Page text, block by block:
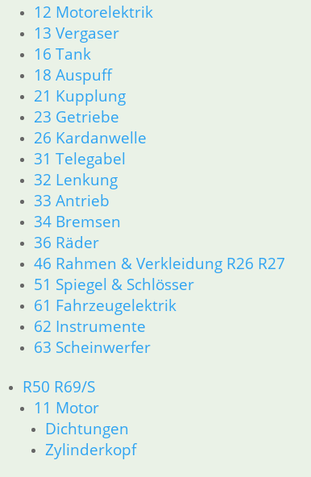
12 Motorelektrik
13 Vergaser
16 Tank
18 Auspuff
21 Kupplung
23 Getriebe
26 Kardanwelle
31 Telegabel
32 Lenkung
33 Antrieb
34 Bremsen
36 Räder
46 Rahmen & Verkleidung R26 R27
51 Spiegel & Schlösser
61 Fahrzeugelektrik
62 Instrumente
63 Scheinwerfer
R50 R69/S
11 Motor
Dichtungen
Zylinderkopf
11 Motor R25/3
Dichtungen
12 Motorelektrik
16 Tank
18 Auspuff
21 Kupplung
23 Getriebe
31 Telegabel
32 Lenkung
33 Antrieb
46 Rahmen Verkleidung R25/3
51 Spiegel & Schlösser
61 Fahrzeugelektrik
62 Instrumente
63 Scheinwerfer
12 Motorelektrik
13 Vergaser